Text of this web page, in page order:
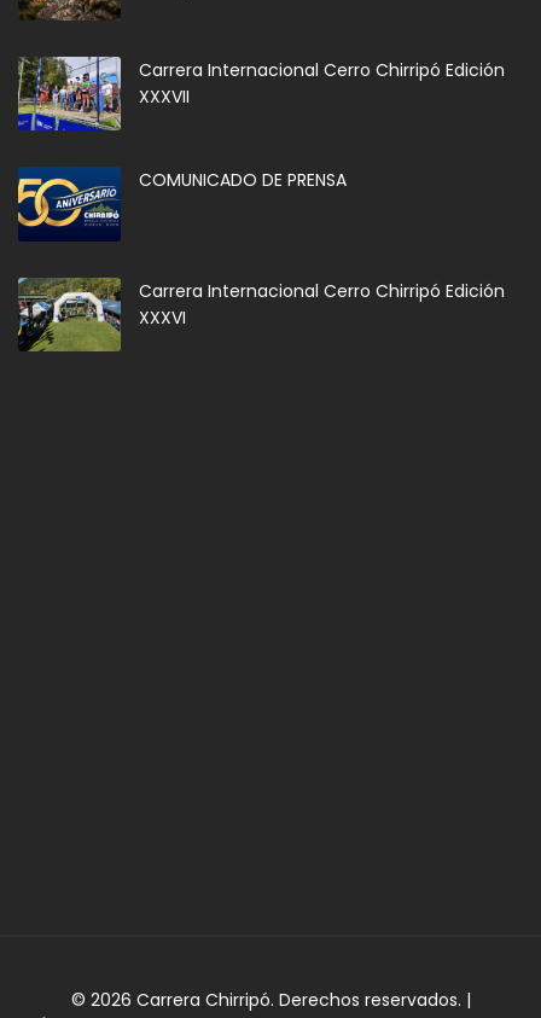
Carrera Internacional Cerro Chirripó Edición
XXXVII
COMUNICADO DE PRENSA
Carrera Internacional Cerro Chirripó Edición
XXXVI
© 2026 Carrera Chirripó. Derechos reservados. |